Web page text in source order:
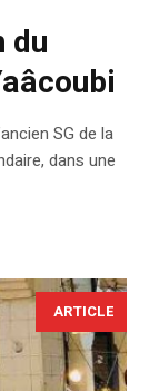
du
SG de la
dans une
ARTICLE